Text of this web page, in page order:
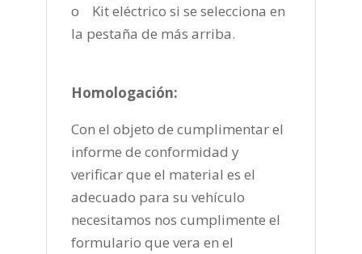
o Kit eléctrico si se selecciona en
la pestaña de más arriba.
Homologación:
Con el objeto de cumplimentar el
informe de conformidad y
verificar que el material es el
adecuado para su vehículo
necesitamos nos cumplimente el
formulario que vera en el